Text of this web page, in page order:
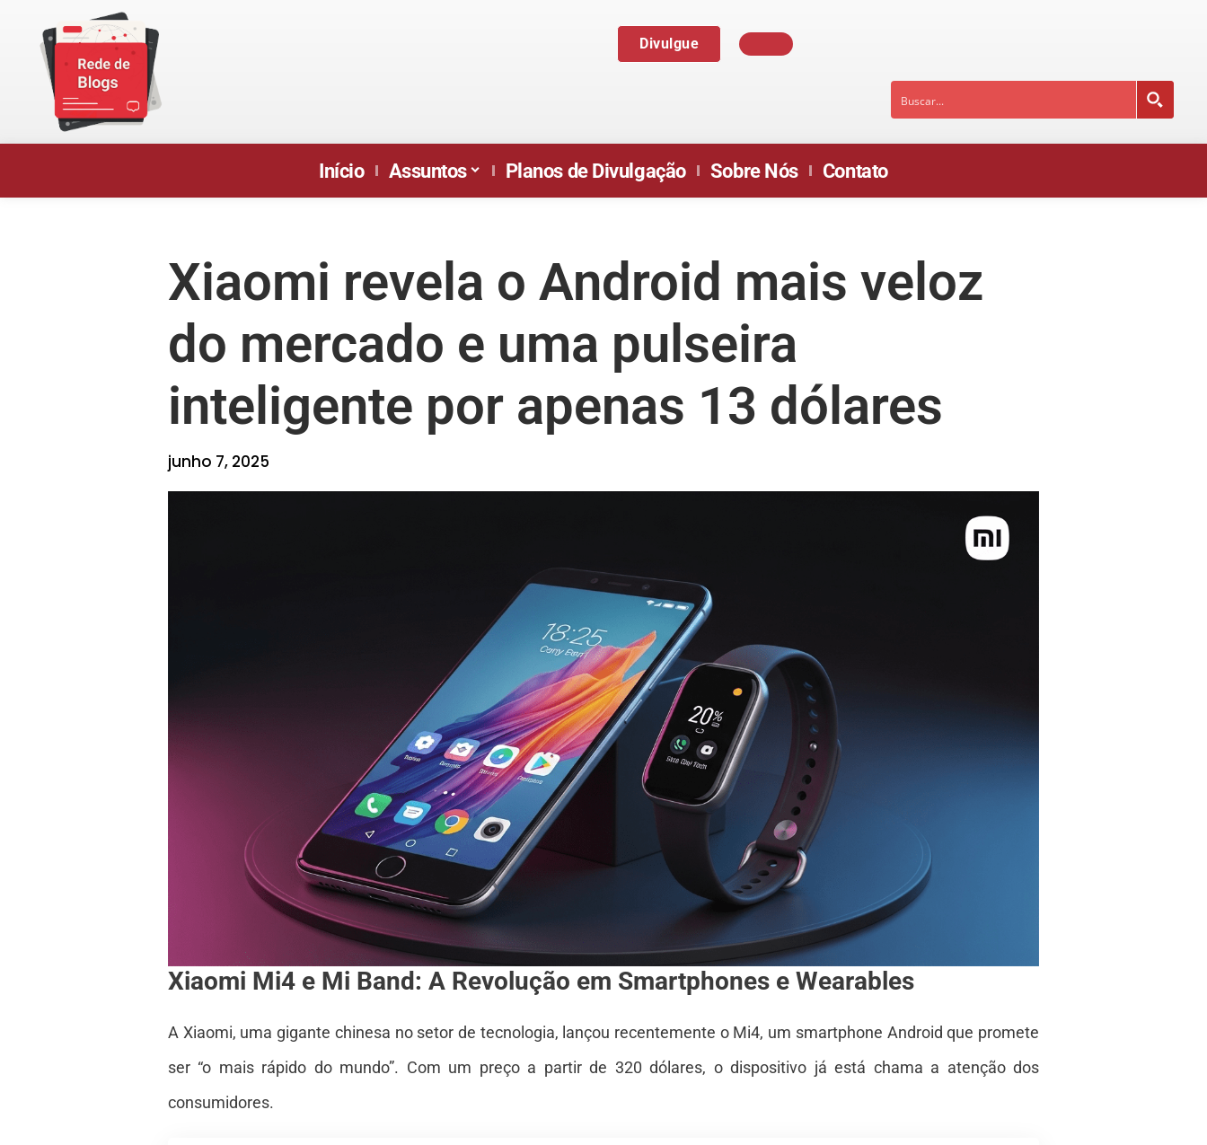
Divulgue
Início Assuntos Planos de Divulgação Sobre Nós Contato
Xiaomi revela o Android mais veloz
do mercado e uma pulseira
inteligente por apenas 13 dólares
junho 7, 2025
Xiaomi Mi4 e Mi Band: A Revolução em Smartphones e Wearables
A Xiaomi, uma gigante chinesa no setor de tecnologia, lançou recentemente o Mi4, um smartphone Android que promete
ser “o mais rápido do mundo”. Com um preço a partir de 320 dólares, o dispositivo já está chama a atenção dos
consumidores.